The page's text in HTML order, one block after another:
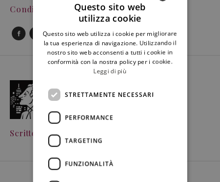
Condividi Post
Scritto Da Redazione
ENGLISH
Questo sito web
utilizza cookie
Questo sito web utilizza i cookie per migliorare
la tua esperienza di navigazione. Utilizzando il
nostro sito web acconsenti a tutti i cookie in
conformità con la nostra policy per i cookie.
Leggi di più
STRETTAMENTE NECESSARI
PERFORMANCE
TARGETING
FUNZIONALITÀ